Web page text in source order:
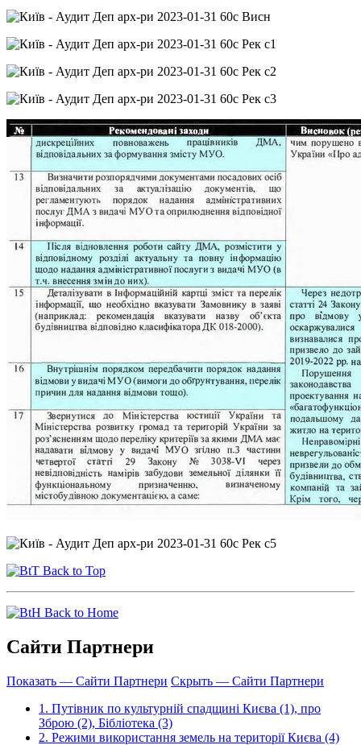
Back to Top
Back to Home
Сайти Партнери
Показать — Сайти Партнери Скрыть — Сайти Партнери
1. Путівник по культурній спадщині Києва (1), про
Зброю (2), Бібліотека (3)
2. Режими використання земель на території Києва (4)